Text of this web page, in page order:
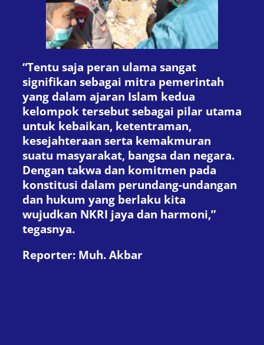
“Tentu saja peran ulama sangat
signifikan sebagai mitra pemerintah
yang dalam ajaran Islam kedua
kelompok tersebut sebagai pilar utama
untuk kebaikan, ketentraman,
kesejahteraan serta kemakmuran
suatu masyarakat, bangsa dan negara.
Dengan takwa dan komitmen pada
konstitusi dalam perundang-undangan
dan hukum yang berlaku kita
wujudkan NKRI jaya dan harmoni,”
tegasnya.
Reporter: Muh. Akbar